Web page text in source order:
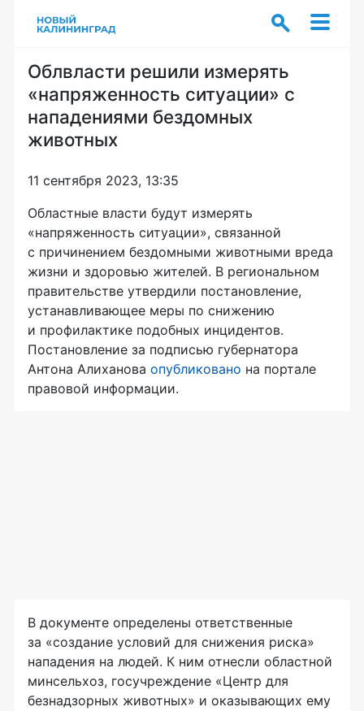
Облвласти решили измерять
«напряженность ситуации» с
нападениями бездомных
животных
11 сентября 2023, 13:35
Областные власти будут измерять
«напряженность ситуации», связанной
с причинением бездомными животными вреда
жизни и здоровью жителей. В региональном
правительстве утвердили постановление,
устанавливающее меры по снижению
и профилактике подобных инцидентов.
Постановление за подписью губернатора
Антона Алиханова опубликовано на портале
правовой информации.
В документе определены ответственные
за «создание условий для снижения риска»
нападения на людей. К ним отнесли областной
минсельхоз, госучреждение «Центр для
безнадзорных животных» и оказывающих ему